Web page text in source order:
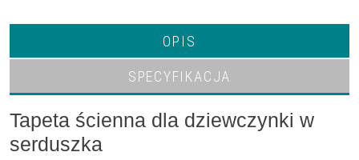
OPIS
SPECYFIKACJA
Tapeta ścienna dla dziewczynki w
serduszka